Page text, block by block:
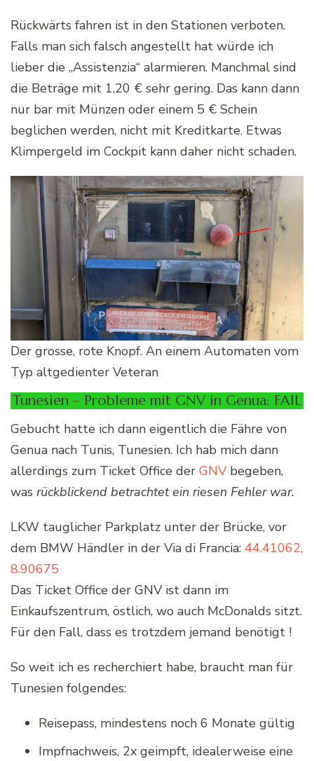
Rückwärts fahren ist in den Stationen verboten.
Falls man sich falsch angestellt hat würde ich
lieber die „Assistenzia“ alarmieren. Manchmal sind
die Beträge mit 1,20 € sehr gering. Das kann dann
nur bar mit Münzen oder einem 5 € Schein
beglichen werden, nicht mit Kreditkarte. Etwas
Klimpergeld im Cockpit kann daher nicht schaden.
Der grosse, rote Knopf. An einem Automaten vom
Typ altgedienter Veteran
Tunesien – Probleme mit GNV in Genua: FAIL
Gebucht hatte ich dann eigentlich die Fähre von
Genua nach Tunis, Tunesien. Ich hab mich dann
allerdings zum Ticket Office der GNVbegeben,
was rückblickend betrachtet ein riesen Fehler war.
LKW tauglicher Parkplatz unter der Brücke, vor
dem BMW Händler in der Via di Francia: 44.41062,
8.90675
Das Ticket Office der GNV ist dann im
Einkaufszentrum, östlich, wo auch McDonalds sitzt.
Für den Fall, dass es trotzdem jemand benötigt !
So weit ich es recherchiert habe, braucht man für
Tunesien folgendes:
Reisepass, mindestens noch 6 Monate gültig
Impfnachweis, 2x geimpft, idealerweise eine